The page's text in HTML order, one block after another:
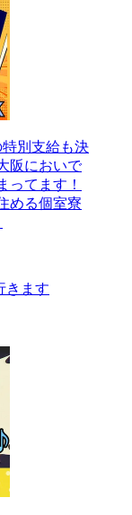
別支給も決
阪においで
ってます！
める個室寮
きます